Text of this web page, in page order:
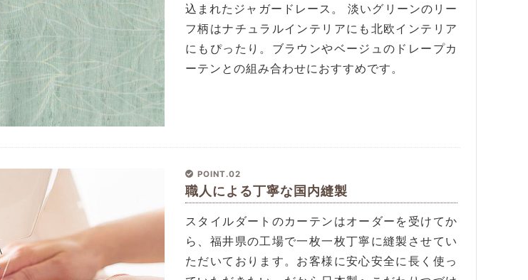
込まれたジャガードレース。 淡いグリーンのリー
フ柄はナチュラルインテリアにも北欧インテリア
にもぴったり。ブラウンやベージュのドレープカ
ーテンとの組み合わせにおすすめです。
POINT.02
職人による丁寧な国内縫製
スタイルダートのカーテンはオーダーを受けてか
ら、福井県の工場で一枚一枚丁寧に縫製させてい
ただいております。お客様に安心安全に長く使っ